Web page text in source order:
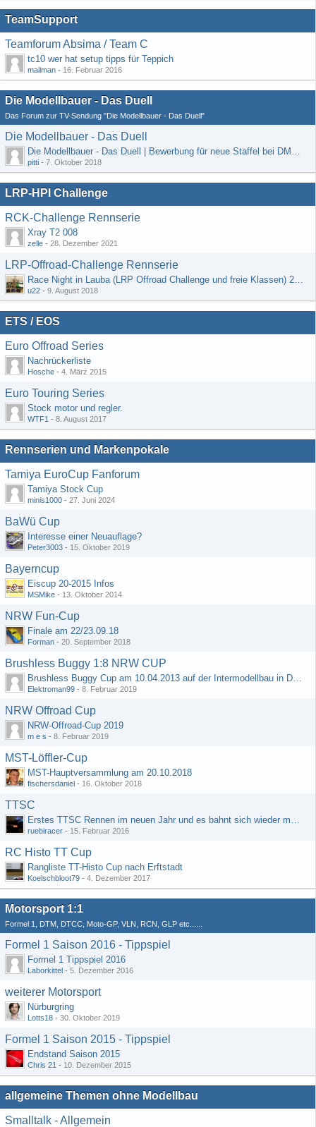
TeamSupport
Teamforum Absima / Team C
tc10 wer hat setup tipps für Teppich
mailman - 16. Februar 2016
Die Modellbauer - Das Duell
Das Forum zur TV-Sendung "Die Modellbauer - Das Duell"
Die Modellbauer - Das Duell
Die Modellbauer - Das Duell | Bewerbung für neue Staffel bei DMAX *Werbung*
pitti - 7. Oktober 2018
LRP-HPI Challenge
RCK-Challenge Rennserie
Xray T2 008
zelle - 28. Dezember 2021
LRP-Offroad-Challenge Rennserie
Race Night in Lauba (LRP Offroad Challenge und freie Klassen) 25/26.08
u22 - 9. August 2018
ETS / EOS
Euro Offroad Series
Nachrückerliste
Hosche - 4. März 2015
Euro Touring Series
Stock motor und regler.
WTF1 - 8. August 2017
Rennserien und Markenpokale
Tamiya EuroCup Fanforum
Tamiya Stock Cup
minis1000 - 27. Juni 2024
BaWü Cup
Interesse einer Neuauflage?
Peter3003 - 15. Oktober 2019
Bayerncup
Eiscup 20-2015 Infos
MSMike - 13. Oktober 2014
NRW Fun-Cup
Finale am 22/23.09.18
Forman - 20. September 2018
Brushless Buggy 1:8 NRW CUP
Brushless Buggy Cup am 10.04.2013 auf der Intermodellbau in Dortmund
Elektroman99 - 8. Februar 2019
NRW Offroad Cup
NRW-Offroad-Cup 2019
m e s - 8. Februar 2019
MST-Löffler-Cup
MST-Hauptversammlung am 20.10.2018
fischersdaniel - 16. Oktober 2018
TTSC
Erstes TTSC Rennen im neuen Jahr und es bahnt sich wieder mal eine Rekordteilnehmerzahl an
ruebiracer - 15. Februar 2016
RC Histo TT Cup
Rangliste TT-Histo Cup nach Erftstadt
Koelschbloot79 - 4. Dezember 2017
Motorsport 1:1
Formel 1, DTM, DTCC, Moto-GP, VLN, RCN, GLP etc......
Formel 1 Saison 2016 - Tippspiel
Formel 1 Tippspiel 2016
Laborkittel - 5. Dezember 2016
weiterer Motorsport
Nürburgring
Lotts18 - 30. Oktober 2019
Formel 1 Saison 2015 - Tippspiel
Endstand Saison 2015
Chris 21 - 10. Dezember 2015
allgemeine Themen ohne Modellbau
Smalltalk - Allgemein